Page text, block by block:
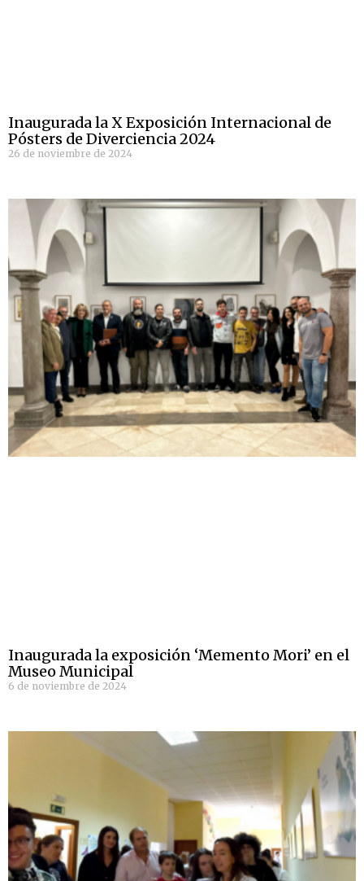
Inaugurada la X Exposición Internacional de
Pósters de Diverciencia 2024
26 de noviembre de 2024
Inaugurada la exposición ‘Memento Mori’ en el
Museo Municipal
6 de noviembre de 2024